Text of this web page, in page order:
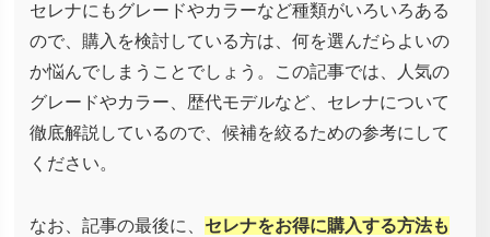
セレナにもグレードやカラーなど種類がいろいろある
ので、購入を検討している方は、何を選んだらよいの
か悩んでしまうことでしょう。この記事では、人気の
グレードやカラー、歴代モデルなど、セレナについて
徹底解説しているので、候補を絞るための参考にして
ください。
なお、記事の最後に、 セレナをお得に購入する方法も